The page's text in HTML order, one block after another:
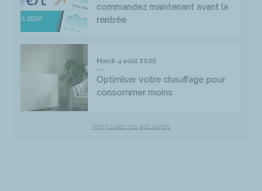
commandez maintenant avant la
rentrée
Mardi 4 août 2026
Optimiser votre chauffage pour
consommer moins
Voir toutes les actualités